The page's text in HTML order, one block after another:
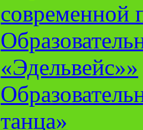
современной
«Эдельвейс»»
танца»